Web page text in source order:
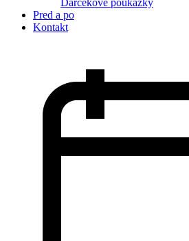
Darčekové poukážky
Pred a po
Kontakt